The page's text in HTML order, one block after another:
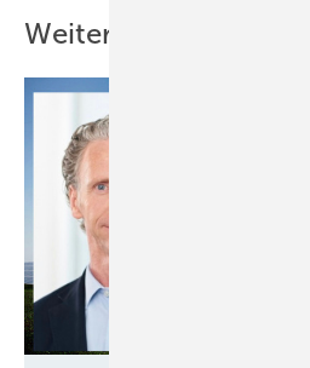
Weitere Inhalte